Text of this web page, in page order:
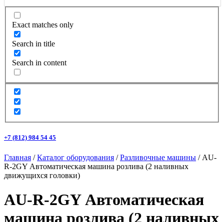
Exact matches only
Search in title
Search in content
+7 (812) 984 54 45
Главная /Каталог оборудования /Разливочные машины / AU-
R-2GY Автоматическая машина розлива (2 наливных
движущихся головки)
AU-R-2GY Автоматическая
машина розлива (2 наливных